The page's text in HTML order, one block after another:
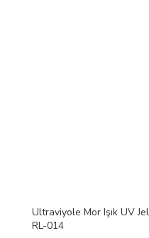
Ultraviyole Mor Işık UV
RL-014